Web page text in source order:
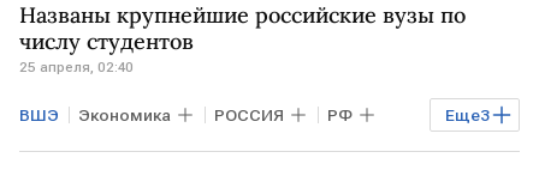
Названы крупнейшие российские вузы по
числу студентов
25 апреля, 02:40
Еще3
ВШЭ Экономика РОССИЯ РФ
Михаил Мишустин Минобрнауки